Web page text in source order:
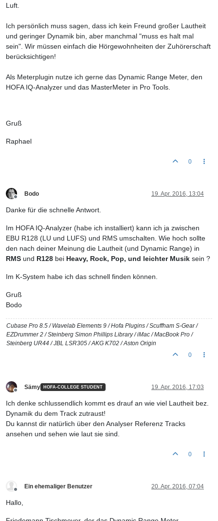
Luft.
Ich persönlich muss sagen, dass ich kein Freund großer Lautheit
und geringer Dynamik bin, aber manchmal "muss es halt mal
sein". Wir müssen einfach die Hörgewohnheiten der Zuhörerschaft
berücksichtigen!
Als Meterplugin nutze ich gerne das Dynamic Range Meter, den
HOFA IQ-Analyzer und das MasterMeter in Pro Tools.
Gruß
Raphael
0
Bodo 19. Apr. 2016, 13:04
Danke für die schnelle Antwort.
Im HOFA IQ-Analyzer (habe ich installiert) kann ich ja zwischen
EBU R128 (LU und LUFS) und RMS umschalten. Wie hoch sollte
den nach deiner Meinung die Lautheit (und Dynamic Range) in
RMS und R128 bei Heavy, Rock, Pop, und leichter Musik sein ?
Im K-System habe ich das schnell finden können.
Gruß
Bodo
Cubase Pro 8.5 / Wavelab Elements 9 / Hofa Plugins / Scuffham S-Gear /
EZDrummer 2 / Steinberg Simon Phillips Library / iMac / MacBook Pro /
Steinberg UR44 / JBL LSR305 / AKG K702 / Aston Origin
0
Sämy HOFA-COLLEGE STUDENT 19. Apr. 2016, 17:03
Ich denke schlussendlich kommt es drauf an wie viel Lautheit bez.
Dynamik du dem Track zutraust!
Du kannst dir natürlich über den Analyser Referenz Tracks
ansehen und sehen wie laut sie sind.
0
Ein ehemaliger Benutzer 20. Apr. 2016, 07:04
Hallo,